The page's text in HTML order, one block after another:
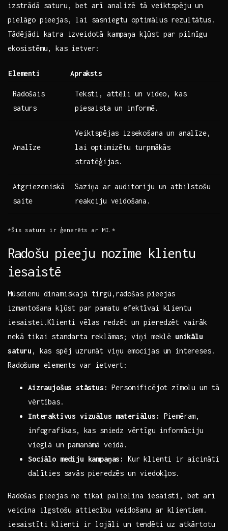
izstrādā saturu, bet arī⁤ analizē tā veiktspēju ⁢un
‌pielāgo pieejas, lai sasniegtu optimālus ​rezultātus.
Tādējādi katra izveidotā kampaņa ​kļūst par pilnīgu
ekosistēmu, kas ietver:
Elementi Apraksts
Radošais
saturs
Teksti, attēli un video, ​kas
piesaista un informē.
Analīze
Veiktspējas izsekošana un​ analīze,
lai​ optimizētu ‍turpmākās
⁣stratēģijas.
Atgriezeniskā
saite
Saziņa ar auditoriju un atbilstošu‍
reakciju veidošana.
*Šis saturs ir ģenerēts ar MI.*
Radošu pieeju nozīme klientu
iesaistē
Mūsdienu dinamiskajā tirgū,radošas pieejas
izmantošana ⁤kļūst par pamatu efektīvai klientu
iesaistei.Klienti‍ vēlas redzēt un pieredzēt vairāk
nekā tikai ⁤standarta reklāmas;⁣ viņi​ meklē unikālu
saturu , kas spēj uzrunāt viņu⁤ emocijas un intereses.
Radošuma ‌elements var⁤ ietvert:
Aizraujošus ⁢stāstus: Personificējot zīmolu ⁢un tā
vērtības.
Interaktīvus vizuālus materiālus:
Piemēram,
infografikas, ⁣kas sniedz⁢ vērtīgu ⁣informāciju
vieglā un pamanāmā veidā.
Sociālo‍ mediju kampaņas:
Kur‌ klienti⁤ ir⁢ aicināti
dalīties savās pieredzēs un viedokļos.
Radošas pieejas‌ ne tikai​ palielina iesaisti, bet⁢ arī⁣
veicina ilgstošu attiecību veidošanu ar klientiem.
iesaistīti klienti⁣ ir lojāli un tendēti uz atkārtotu‍